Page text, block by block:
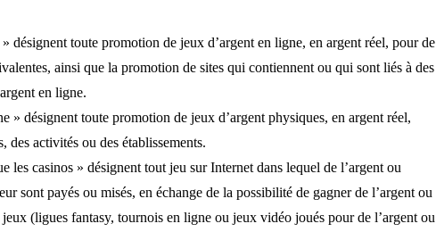
désignent toute promotion de jeux d’argent en ligne, en argent réel, pour de
ainsi que la promotion de sites qui contiennent ou qui sont liés à des
en ligne.
» désignent toute promotion de jeux d’argent physiques, en argent réel,
des activités ou des établissements.
les casinos » désignent tout jeu sur Internet dans lequel de l’argent ou
sont payés ou misés, en échange de la possibilité de gagner de l’argent ou
(ligues fantasy, tournois en ligne ou jeux vidéo joués pour de l’argent ou